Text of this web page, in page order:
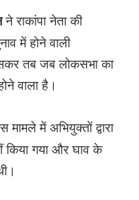
ने राकांपा नेता की
में होने वाली
तब जब लोकसभा का
वाला है।
में अभियुक्तों द्वारा
किया गया और घाव के